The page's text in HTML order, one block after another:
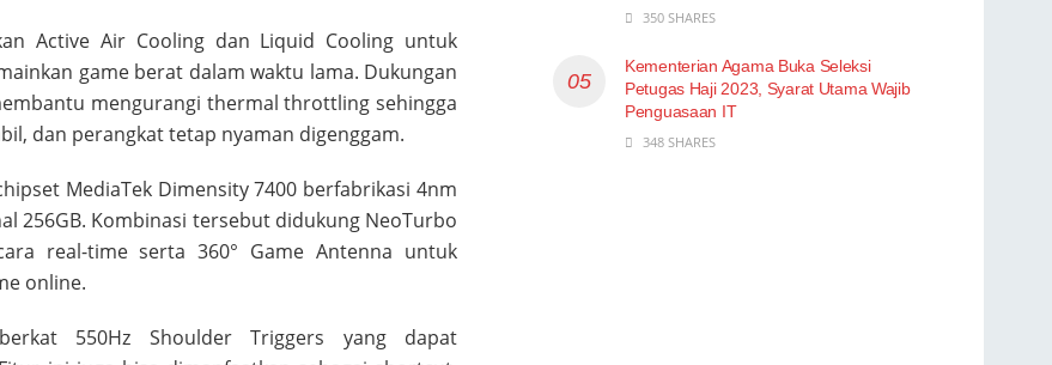
Active Air Cooling dan Liquid Cooling untuk
game berat dalam waktu lama. Dukungan
mengurangi thermal throttling sehingga
dan perangkat tetap nyaman digenggam.
MediaTek Dimensity 7400 berfabrikasi 4nm
256GB. Kombinasi tersebut didukung NeoTurbo
real-time serta 360° Game Antenna untuk
online.
550Hz Shoulder Triggers yang dapat
350 SHARES
Kementerian Agama Buka Seleksi
Petugas Haji 2023, Syarat Utama Wajib
Penguasaan IT
348 SHARES